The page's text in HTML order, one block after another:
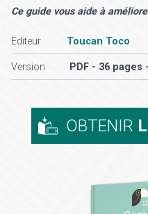
Ce guide vous aide à
Editeur Toucan Toco
Version PDF - 36 pages
OBTENIR